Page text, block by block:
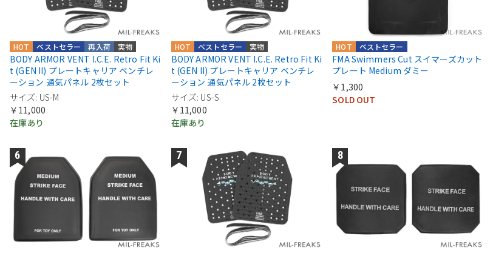
実物
再入荷
ベストセラー
HOT
BODY ARMOR VENT I.C.E. Retro Fit Ki
t (GEN II) プレートキャリア ベンチレ
ーション 通気パネル 2枚セット
サイズ: US-M
￥11,000
在庫あり
実物
ベストセラー
HOT
BODY ARMOR VENT I.C.E. Retro Fit Ki
t (GEN II) プレートキャリア ベンチレ
ーション 通気パネル 2枚セット
サイズ: US-S
￥11,000
在庫あり
ベストセラー
HOT
FMA Swimmers Cut スイマーズカット
プレート Medium ダミー
￥1,300
SOLD OUT